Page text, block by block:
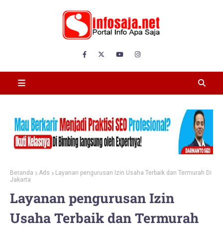
Beranda Ads
Layanan pengurusan Izin Usaha Terbaik dan Termurah Di
Jakarta
Layanan pengurusan Izin
Usaha Terbaik dan Termurah